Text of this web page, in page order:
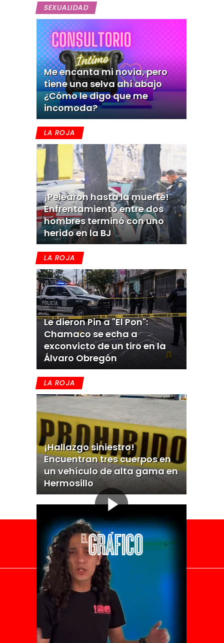
SEXUALIDAD
Me encanta mi novia, pero
tiene una selva ahí abajo
¿Cómo le digo que me
incomoda?
LA ROJA
¡Pelearon hasta la muerte!
Enfrentamiento entre dos
hombres terminó con uno
herido en la BJ
LA ROJA
Le dieron Pin a "El Pon":
Chamaco se echa a
exconvicto de un tiro en la
Álvaro Obregón
LA ROJA
¡Hallazgo siniestro!
Encuentran tres cuerpos en
un vehículo de alta gama en
Hermosillo
El Universal
Vive USA
Clase